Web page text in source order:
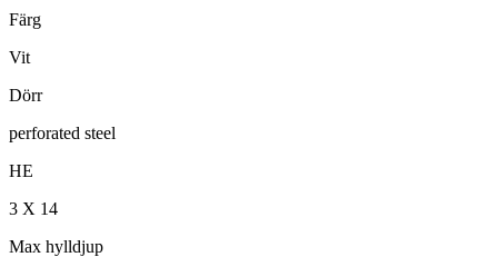
Färg
Vit
Dörr
perforated steel
HE
3 X 14
Max hylldjup